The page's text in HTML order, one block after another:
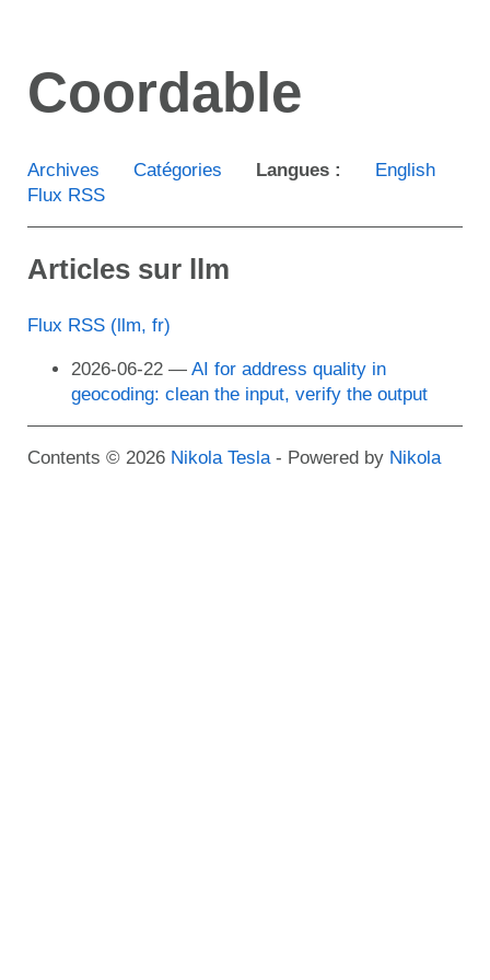
contenu
principal
Coordable
Langues : English
Archives
Catégories
Flux RSS
Articles sur llm
Flux RSS (llm, fr)
2026-06-22
AI for address quality in
geocoding: clean the input, verify the output
Contents © 2026 Nikola Tesla - Powered by Nikola